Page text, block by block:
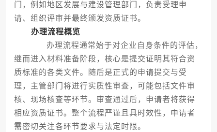
门，例如地区发展与建设管理部门，负责受理申
请、组织评审并最终颁发资质证书。
办理流程概览
办理流程通常始于对企业自身条件的评估，
继而进入材料准备阶段，核心是提交证明其符合资
质标准的各类文件。随后是正式的申请提交与受
理，主管部门将进行实质性审查，可能包括文件审
核、现场核查等环节。审查通过后，申请者将获得
相应资质证书。整个流程严谨且具时效性，申请者
需密切关注各环节要求与法定时限。